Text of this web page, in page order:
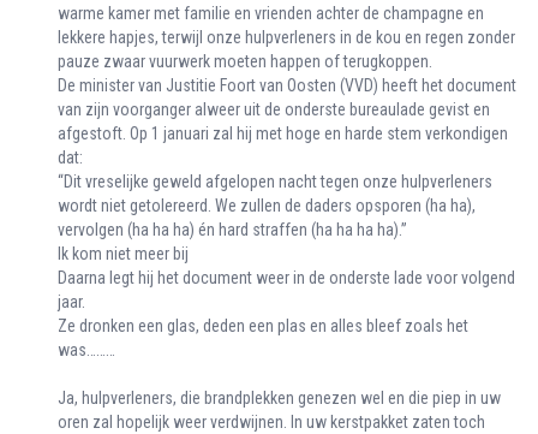
warme kamer met familie en vrienden achter de champagne en
lekkere hapjes, terwijl onze hulpverleners in de kou en regen zonder
pauze zwaar vuurwerk moeten happen of terugkoppen.
De minister van Justitie Foort van Oosten (VVD) heeft het document
van zijn voorganger alweer uit de onderste bureaulade gevist en
afgestoft. Op 1 januari zal hij met hoge en harde stem verkondigen
dat:
“Dit vreselijke geweld afgelopen nacht tegen onze hulpverleners
wordt niet getolereerd. We zullen de daders opsporen (ha ha),
vervolgen (ha ha ha) én hard straffen (ha ha ha ha).”
Ik kom niet meer bij
Daarna legt hij het document weer in de onderste lade voor volgend
jaar.
Ze dronken een glas, deden een plas en alles bleef zoals het
was………
Ja, hulpverleners, die brandplekken genezen wel en die piep in uw
oren zal hopelijk weer verdwijnen. In uw kerstpakket zaten toch